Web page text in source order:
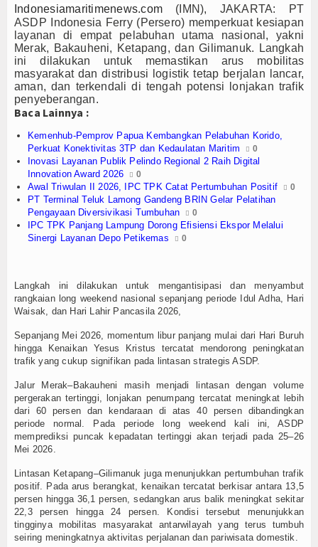
Olahraga
Perhubungan
Religi
Opini
Pelabuhan
Politik
Seni & Budaya
Sorot
Tokoh
Wisata
TV
Channel
Mekanisme Berlapis
Banget!
Indonesiamaritimenews.com (IMN), JAKARTA:
PT
ASDP Indonesia Ferry (Persero) memperkuat kesiapan
layanan di empat pelabuhan utama nasional, yakni
Merak, Bakauheni, Ketapang, dan Gilimanuk. Langkah
ini dilakukan untuk memastikan arus mobilitas
masyarakat dan distribusi logistik tetap berjalan lancar,
aman, dan terkendali di tengah potensi lonjakan trafik
penyeberangan.
Baca Lainnya :
Kemenhub-Pemprov Papua Kembangkan Pelabuhan Korido,
Perkuat Konektivitas 3TP dan Kedaulatan Maritim
0
Inovasi Layanan Publik Pelindo Regional 2 Raih Digital
Innovation Award 2026
0
Awal Triwulan II 2026, IPC TPK Catat Pertumbuhan Positif 0
PT Terminal Teluk Lamong Gandeng BRIN Gelar Pelatihan
Pengayaan Diversivikasi Tumbuhan
0
IPC TPK Panjang Lampung Dorong Efisiensi Ekspor Melalui
Sinergi Layanan Depo Petikemas
0
Langkah ini dilakukan untuk mengantisipasi dan menyambut
rangkaian long weekend nasional sepanjang periode Idul Adha, Hari
Waisak, dan Hari Lahir Pancasila 2026,
Sepanjang Mei 2026, momentum libur panjang mulai dari Hari Buruh
hingga Kenaikan Yesus Kristus tercatat mendorong peningkatan
trafik yang cukup signifikan pada lintasan strategis ASDP.
Jalur Merak–Bakauheni masih menjadi lintasan dengan volume
pergerakan tertinggi, lonjakan penumpang tercatat meningkat lebih
dari 60 persen dan kendaraan di atas 40 persen dibandingkan
periode normal. Pada periode long weekend kali ini, ASDP
memprediksi puncak kepadatan tertinggi akan terjadi pada 25–26
Mei 2026.
Lintasan Ketapang–Gilimanuk juga menunjukkan pertumbuhan trafik
positif. Pada arus berangkat, kenaikan tercatat berkisar antara 13,5
persen hingga 36,1 persen, sedangkan arus balik meningkat sekitar
22,3 persen hingga 24 persen. Kondisi tersebut menunjukkan
tingginya mobilitas masyarakat antarwilayah yang terus tumbuh
seiring meningkatnya aktivitas perjalanan dan pariwisata domestik.